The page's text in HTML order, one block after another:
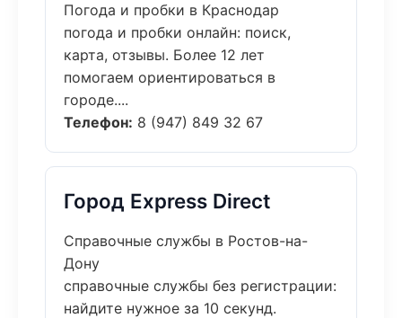
Погода и пробки в Краснодар
погода и пробки онлайн: поиск,
карта, отзывы. Более 12 лет
помогаем ориентироваться в
городе....
Телефон: 8 (947) 849 32 67
Город Express Direct
Справочные службы в Ростов-на-
Дону
справочные службы без регистрации:
найдите нужное за 10 секунд.